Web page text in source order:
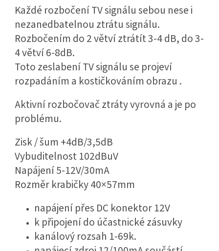
Každé rozbočení TV signálu sebou nese i
nezanedbatelnou ztrátu signálu.
Rozbočením do 2 větví ztrátít 3-4 dB, do 3-
4 větví 6-8dB.
Toto zeslabení TV signálu se projeví
rozpadáním a kostičkováním obrazu .
Aktivní rozbočovač ztráty vyrovná a je po
problému.
Zisk / šum +4dB/3,5dB
Vybuditelnost 102dBuV
Napájení 5-12V/30mA
Rozměr krabičky 40×57mm
napájení přes DC konektor 12V
k připojení do účastnické zásuvky
kanálový rozsah 1-69k.